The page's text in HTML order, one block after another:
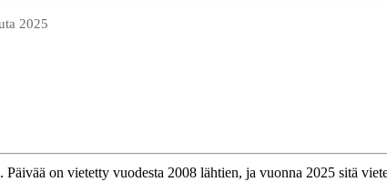
2025
on vietetty vuodesta 2008 lähtien, ja vuonna 2025 sitä